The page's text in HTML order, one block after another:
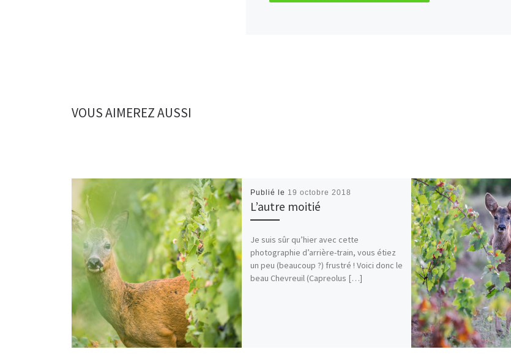
VOUS AIMEREZ AUSSI
Publié le 19 octobre 2018
L’autre moitié
Je suis sûr qu’hier avec cette
photographie d’arrière-train, vous étiez
un peu (beaucoup ?) frustré ! Voici donc le
beau Chevreuil (Capreolus […]